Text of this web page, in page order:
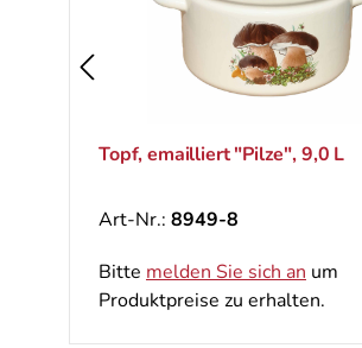
Topf, emailliert "Pilze", 9,0 L
Art-Nr.: 8949-8
Bitte melden Sie sich an um
Produktpreise zu erhalten.